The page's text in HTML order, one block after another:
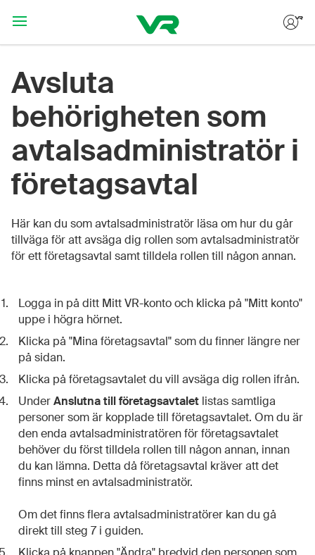
Hoppa till huvudinnehållet
Avsluta
behörigheten som
avtalsadministratör i
företagsavtal
Här kan du som avtalsadministratör läsa om hur du går
tillväga för att avsäga dig rollen som avtalsadministratör
för ett företagsavtal samt tilldela rollen till någon annan.
Logga in på ditt Mitt VR-konto och klicka på "Mitt konto"
uppe i högra hörnet.
Klicka på "Mina företagsavtal" som du finner längre ner
på sidan.
Klicka på företagsavtalet du vill avsäga dig rollen ifrån.
UnderAnslutna till företagsavtalet listas samtliga
personer som är kopplade till företagsavtalet. Om du är
den enda avtalsadministratören för företagsavtalet
behöver du först tilldela rollen till någon annan, innan
du kan lämna. Detta då företagsavtal kräver att det
finns minst en avtalsadministratör.
Om det finns flera avtalsadministratörer kan du gå
direkt till steg 7 i guiden.